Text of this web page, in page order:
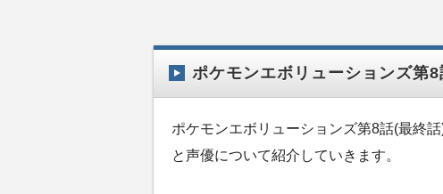
ポケモンエボリューションズ第
ポケモンエボリューションズ第8話(最終
と声優について紹介していきます。